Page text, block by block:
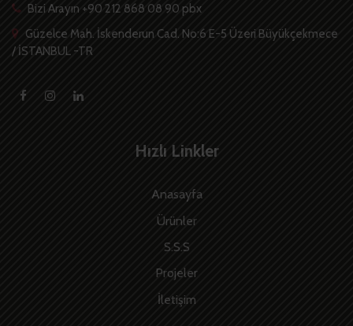
Bizi Arayın +90 212 868 08 90 pbx
Güzelce Mah. İskenderun Cad. No:6 E-5 Üzeri Büyükçekmece
/ İSTANBUL -TR
Hızlı Linkler
Anasayfa
Ürünler
S.S.S
Projeler
İletişim